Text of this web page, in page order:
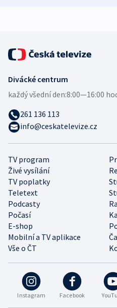
Instagram Facebook
TV program
Živé vysílání
TV poplatky
Teletext
Podcasty
Počasí
E-shop
Mobilní a TV aplikace
Vše o ČT
Divácké centrum
každý všední den:8:00—16:00
261 136 113
info@ceskatelevize.cz